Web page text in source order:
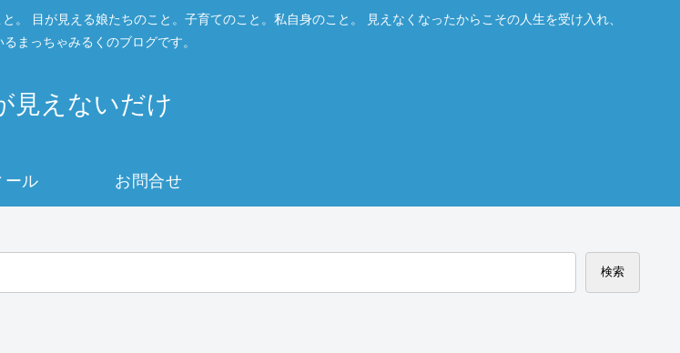
目が見える娘たちのこと。子育てのこと。私自身のこと。 見えなくなったからこその人生を受け入れ、
まっちゃみるくのブログです。
見えないだけ
ール お問合せ
検索